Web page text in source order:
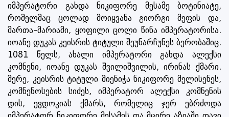
იმპერატორი გახდა ნიკიფორე მესამე ბოტინიატე,
რომელმაც ცოლად მოიყვანა გიორგი მეფის და,
მართა-მარიამი, ყოფილი ცოლი წინა იმპერატორისა.
იოანე დუკას კეისრის ტიტული შეუნარჩუნეს ბერობაშიც.
1081 წელს, ახალი იმპერატორი გახდა ალექსი
კომნენი, იოანე დუკას შვილიშვილის, ირინას ქმარი.
მერე, კეისრის ტიტული მიენიჭა ნიკიფორე მელისენეს,
კომნენოსების სიძეს, იმპერატორ ალექსი კომნენის
დის, ევდოკიას ქმარს, რომელიც ჯერ ებრძოდა